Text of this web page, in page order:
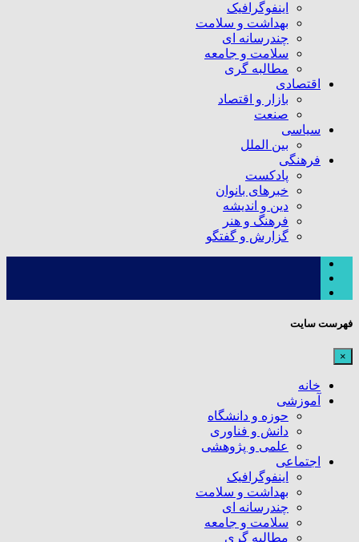
اینفوگرافیک
بهداشت و سلامت
چندرسانه ای
سلامت و جامعه
مطالبه گری
اقتصادی
بازار و اقتصاد
صنعت
سیاسی
بین الملل
فرهنگی
پادکست
خبرهای بانوان
دین و اندیشه
فرهنگ و هنر
گزارش و گفتگو
فهرست سایت
×
خانه
آموزشی
حوزه و دانشگاه
دانش و فناوری
علمی و پژوهشی
اجتماعی
اینفوگرافیک
بهداشت و سلامت
چندرسانه ای
سلامت و جامعه
مطالبه گری